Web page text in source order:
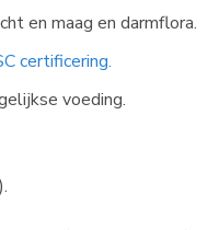
en maag en darmflora.
certificering.
voeding.